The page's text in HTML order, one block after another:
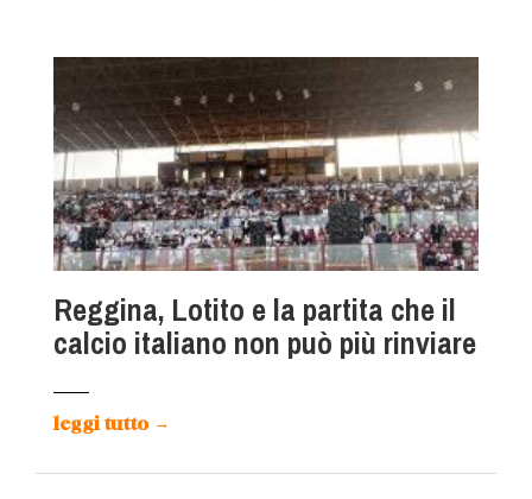
Reggina, Lotito e la partita che il
calcio italiano non può più rinviare
leggi tutto →